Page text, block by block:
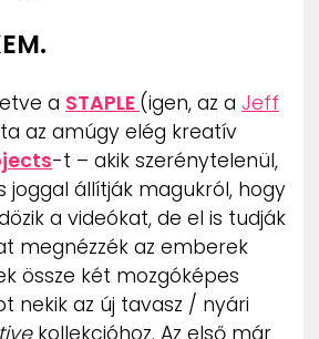
a STAPLE (igen, az a Jeff
az amúgy elég kreatív
-t – akik szerénytelenül,
joggal állítják magukról, hogy
a videókat, de el is tudják
megnézzék az emberek
össze két mozgóképes
nekik az új tavasz / nyári
kollekcióhoz. Az első már